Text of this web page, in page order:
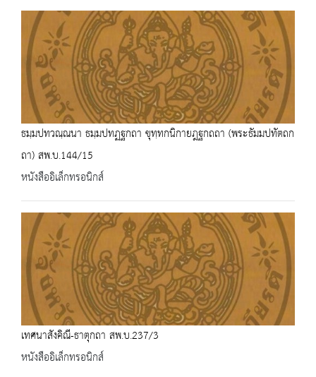
ธมฺมปทวณฺณนา ธมฺมปทฏฐกถา ขุทฺทกนิกายฎฐกถถา (พระธัมมปทัตถก
ถา) สพ.บ.144/15
หนังสืออิเล็กทรอนิกส์
เทศนาสังคิณี-ธาตุกถา สพ.บ.237/3
หนังสืออิเล็กทรอนิกส์